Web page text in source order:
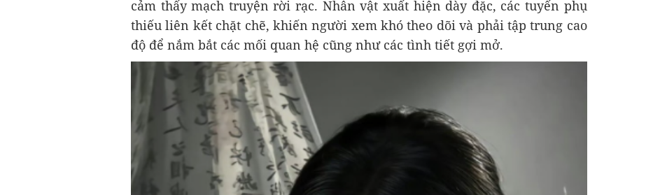
cảm thấy mạch truyện rời rạc. Nhân vật xuất hiện dày đặc, các tuyến phụ
thiếu liên kết chặt chẽ, khiến người xem khó theo dõi và phải tập trung cao
độ để nắm bắt các mối quan hệ cũng như các tình tiết gợi mở.